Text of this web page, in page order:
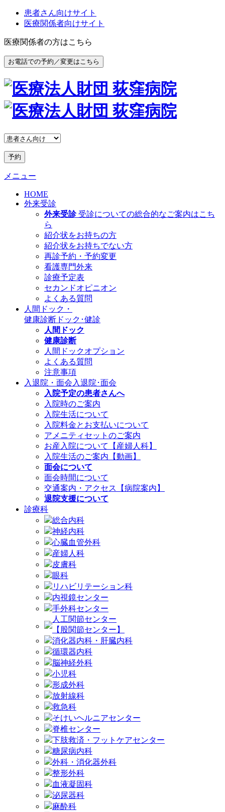
患者さん向けサイト
医療関係者向けサイト
医療関係者の方はこちら
お電話での予約／変更はこちら
予約
メニュー
HOME
外来受診
外来受診 受診についての総合的なご案内はこち
ら
紹介状をお持ちの方
紹介状をお持ちでない方
再診予約・予約変更
看護専門外来
診療予定表
セカンドオピニオン
よくある質問
人間ドック・
健康診断 ドック･健診
人間ドック
健康診断
人間ドックオプション
よくある質問
注意事項
入退院・面会 入退院･面会
入院予定の患者さんへ
入院時のご案内
入院生活について
入院料金とお支払いについて
アメニティセットのご案内
お産入院について【産婦人科】
入院生活のご案内【動画】
面会について
面会時間について
交通案内・アクセス【病院案内】
退院支援について
診療科
総合内科
神経内科
心臓血管外科
産婦人科
皮膚科
眼科
リハビリテーション科
内視鏡センター
手外科センター
人工関節センター
【股関節センター】
消化器内科・肝臓内科
循環器内科
脳神経外科
小児科
形成外科
放射線科
救急科
そけいヘルニアセンター
脊椎センター
下肢救済・フットケアセンター
糖尿病内科
外科・消化器外科
整形外科
血液凝固科
泌尿器科
麻酔科